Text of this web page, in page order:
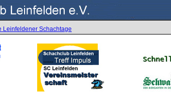
Leinfeldener Schachtage